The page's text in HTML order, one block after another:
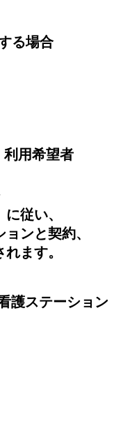
る場合
利用希望者
護ステーション
従い、
ンと契約、
ます。